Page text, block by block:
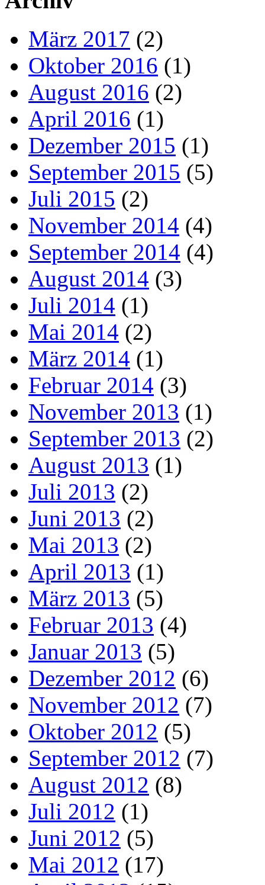
März 2017 (2)
Oktober 2016 (1)
August 2016 (2)
April 2016 (1)
Dezember 2015 (1)
September 2015 (5)
Juli 2015 (2)
November 2014 (4)
September 2014 (4)
August 2014 (3)
Juli 2014 (1)
Mai 2014 (2)
März 2014 (1)
Februar 2014 (3)
November 2013 (1)
September 2013 (2)
August 2013 (1)
Juli 2013 (2)
Juni 2013 (2)
Mai 2013 (2)
April 2013 (1)
März 2013 (5)
Februar 2013 (4)
Januar 2013 (5)
Dezember 2012 (6)
November 2012 (7)
Oktober 2012 (5)
September 2012 (7)
August 2012 (8)
Juli 2012 (1)
Juni 2012 (5)
Mai 2012 (17)